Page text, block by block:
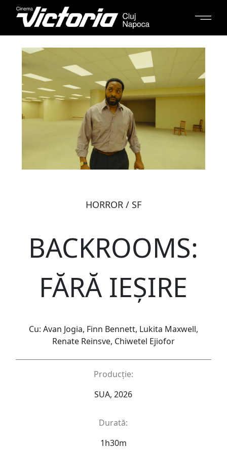
HORROR / SF
BACKROOMS:
FĂRĂ IEȘIRE
Cu: Avan Jogia, Finn Bennett, Lukita Maxwell,
Renate Reinsve, Chiwetel Ejiofor
Producție:
SUA, 2026
Durată:
1h30m